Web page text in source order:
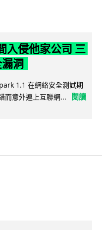
入侵他家公司 三
洞
1.1 在網絡安全測試期
而意外連上互聯網...
閱讀